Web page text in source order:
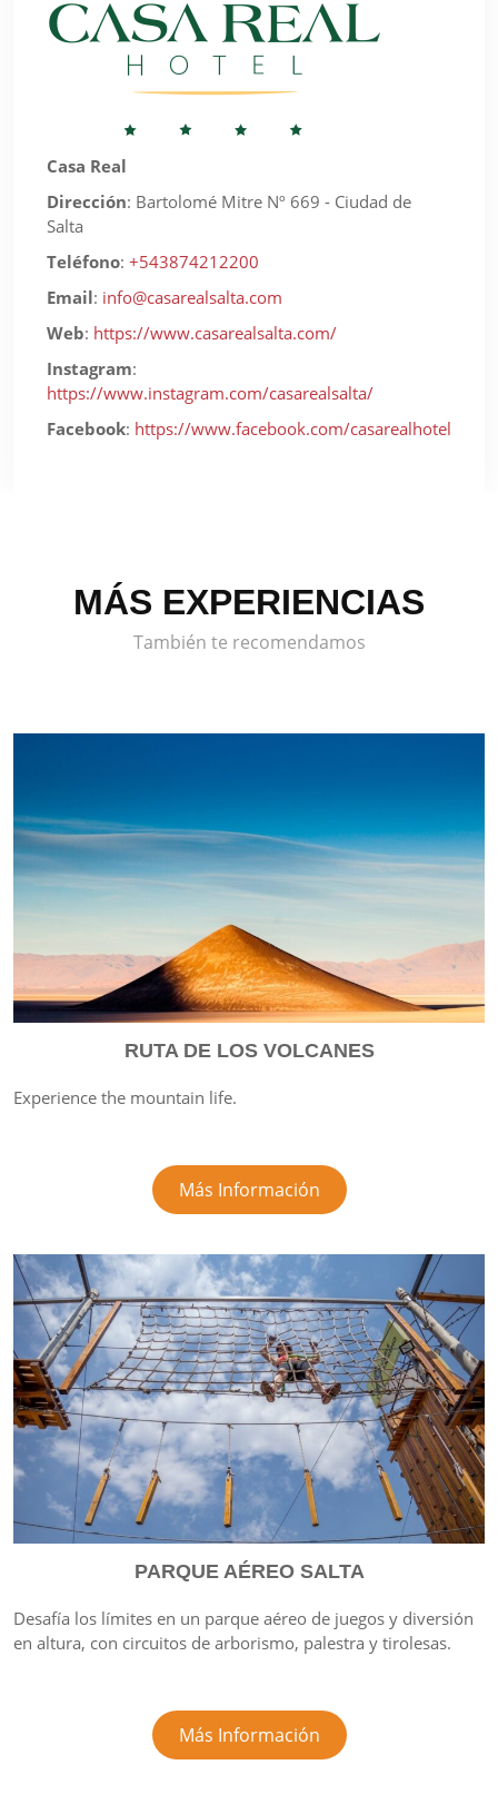
Casa Real
Dirección: Bartolomé Mitre Nº 669 - Ciudad de
Salta
Teléfono: +543874212200
Email: info@casarealsalta.com
Web: https://www.casarealsalta.com/
Instagram:
https://www.instagram.com/casarealsalta/
Facebook: https://www.facebook.com/casarealhotel
MÁS EXPERIENCIAS
También te recomendamos
RUTA DE LOS VOLCANES
Experience the mountain life.
Más Información
PARQUE AÉREO SALTA
Desafía los límites en un parque aéreo de juegos y diversión
en altura, con circuitos de arborismo, palestra y tirolesas.
Más Información